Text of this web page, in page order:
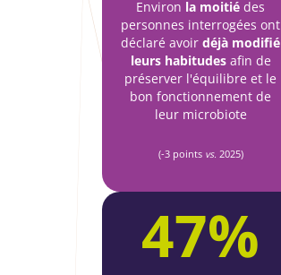
Environ la moitié des
personnes interrogées ont
déclaré avoir déjà modifié
leurs habitudesafin de
préserver l'équilibre et le
bon fonctionnement de
leur microbiote
(-3 points vs. 2025)
47%